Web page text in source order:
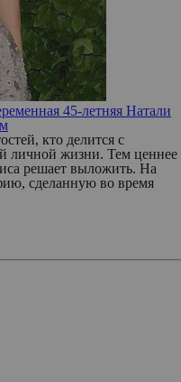
45-летняя Натали
кто делится с
личной жизни. Тем ценнее
решает выложить. На
сделанную во время